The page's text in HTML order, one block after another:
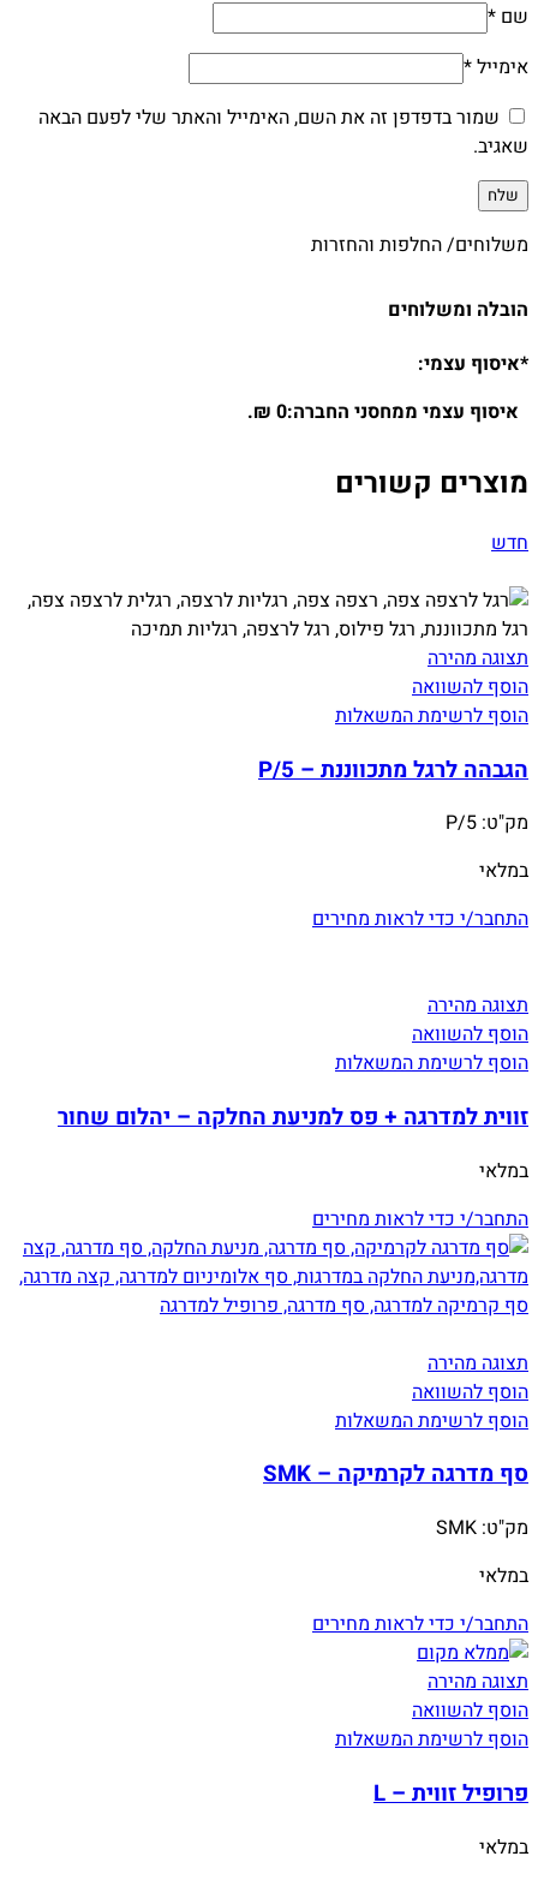
שם *
אימייל*
שמור בדפדפן זה את השם, האימייל והאתר שלי לפעם הבאה
שאגיב.
משלוחים/ החלפות והחזרות
הובלה ומשלוחים
*איסוף עצמי:
איסוף עצמי ממחסני החברה:0 ₪.
מוצרים קשורים
חדש
תצוגה מהירה
הוסף להשוואה
הוסף לרשימת המשאלות
הגבהה לרגל מתכווננת – P/5
מק"ט: P/5
במלאי
התחבר/י כדי לראות מחירים
תצוגה מהירה
הוסף להשוואה
הוסף לרשימת המשאלות
זווית למדרגה + פס למניעת החלקה – יהלום שחור
במלאי
התחבר/י כדי לראות מחירים
תצוגה מהירה
הוסף להשוואה
הוסף לרשימת המשאלות
סף מדרגה לקרמיקה – SMK
מק"ט: SMK
במלאי
התחבר/י כדי לראות מחירים
תצוגה מהירה
הוסף להשוואה
הוסף לרשימת המשאלות
פרופיל זווית – L
במלאי